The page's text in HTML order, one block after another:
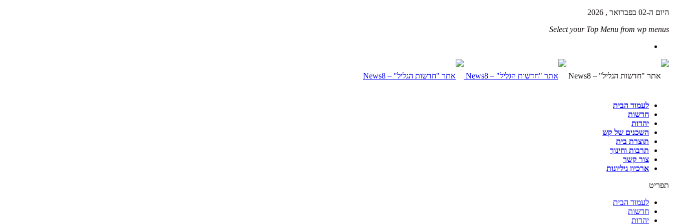
היום ה-02 בפברואר , 2026
Select your Top Menu from wp menus
לעמוד הבית
חדשות
יהדות
השכנים של קש
תוצרת בית
תרבות וחינוך
צור קשר
ארכיון גיליונות
תפריט
לעמוד הבית
חדשות
יהדות